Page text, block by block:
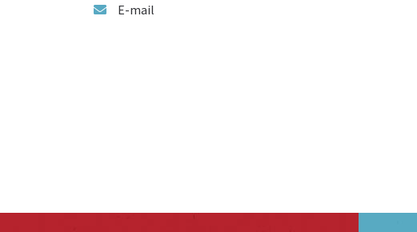
E-mail